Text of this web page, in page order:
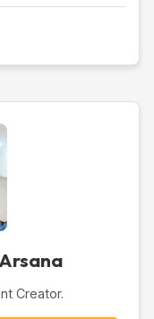
Creator.